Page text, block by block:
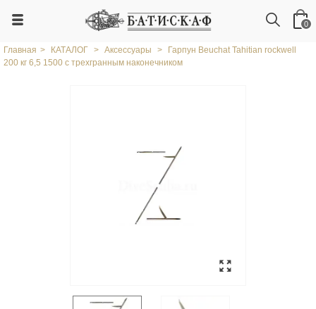
0
Главная > КАТАЛОГ > Аксессуары >
Гарпун Beuchat Tahitian rockwell
200 кг 6,5 1500 с трехгранным наконечником